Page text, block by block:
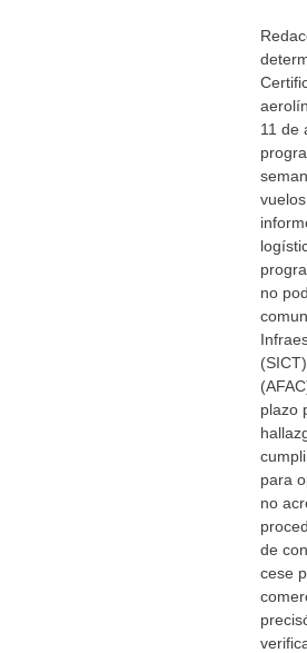
11 de
no
plazo
para
no
de
cese